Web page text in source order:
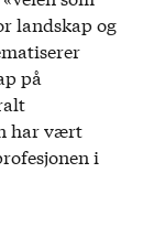
landskap og
på
har vært
i